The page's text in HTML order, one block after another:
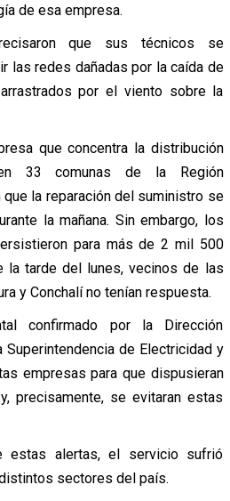
de esa empresa.
que sus técnicos se
las redes dañadas por la caída de
por el viento sobre la
que concentra la distribución
33 comunas de la Región
que la reparación del suministro se
la mañana. Sin embargo, los
para más de 2 mil 500
la tarde del lunes, vecinos de las
y Conchalí no tenían respuesta.
confirmado por la Dirección
Superintendencia de Electricidad y
empresas para que dispusieran
precisamente, se evitaran estas
estas alertas, el servicio sufrió
sectores del país.